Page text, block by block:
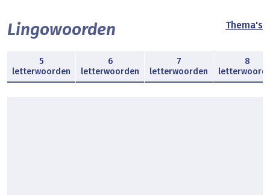
Lingowoorden Thema's
5
letterwoorden
6
letterwoorden
7
letterwoorden
8